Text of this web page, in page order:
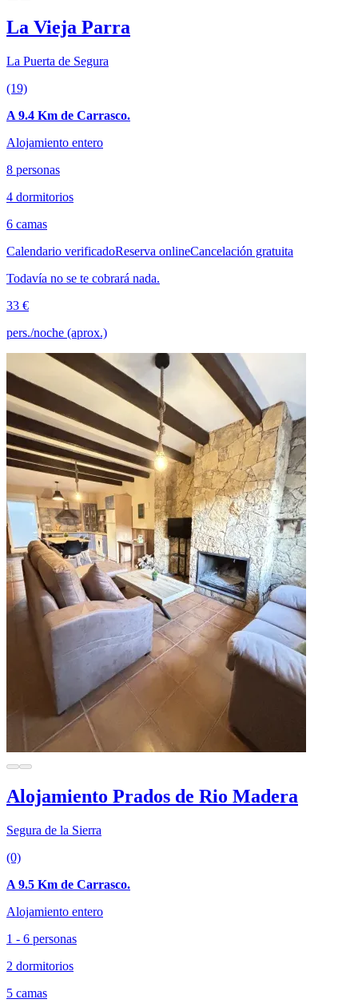
La Vieja Parra
La Puerta de Segura
(19)
A 9.4 Km de Carrasco.
Alojamiento entero
8 personas
4 dormitorios
6 camas
Calendario verificadoReserva onlineCancelación gratuita
Todavía no se te cobrará nada.
33 €
pers./noche (aprox.)
Alojamiento Prados de Rio Madera
Segura de la Sierra
(0)
A 9.5 Km de Carrasco.
Alojamiento entero
1 - 6 personas
2 dormitorios
5 camas